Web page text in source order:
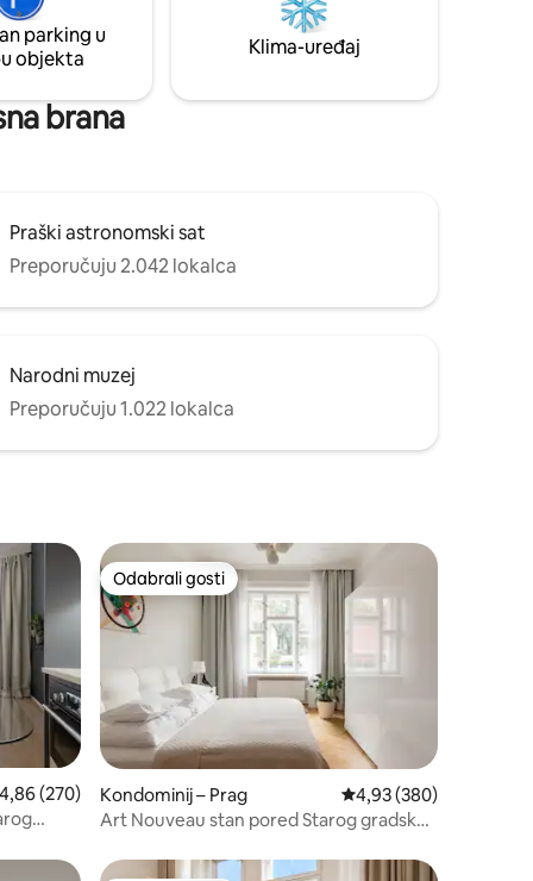
učio
LUKSUZNOG i industrijskog šarma.
Prigrlite ljepotu Praga ispod sebe iz ovog
NEVJEROJATNOG mjesta!
parking u
objekta
Klima-uređaj
brana
Praški astronomski sat
Preporučuju 2.042 lokalca
Narodni muzej
Preporučuju 1.022 lokalca
ocjena: 4,86/5, recenzija: 270
4,86 (270)
Odabrali gosti
Odabrali gosti
Kondominij – Prag Prosječna ocjena:
4,93 (380)
Art Nouveau stan pored Starog gradskog